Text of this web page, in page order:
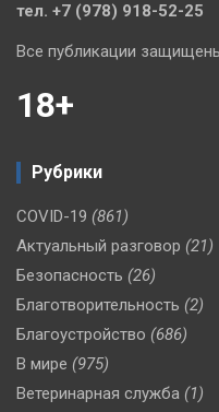
тел. +7 (978) 918-52-25
Все публикации
18+
Рубрики
COVID-19 (861)
Актуальный разговор (21)
Безопасность (26)
Благотворительность (2)
Благоустройство (686)
В мире (975)
Ветеринарная служба (1)